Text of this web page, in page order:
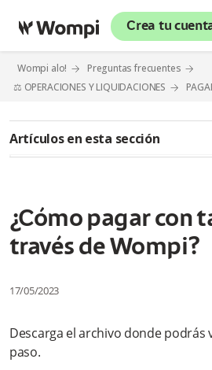
Crea tu
Wompi alo!
Preguntas frecuentes
⚖️ OPERACIONES Y LIQUIDACIONES
Artículos en esta sección
Al momento de realizar mi pago por
mi número de celular o el número del
estoy realizando la compra?
¿Cómo pagar por Nequi a través de
Agregador
¿Cómo pagar con
través de Wompi?
17/05/2023
Descarga el archivo donde podrás
paso.